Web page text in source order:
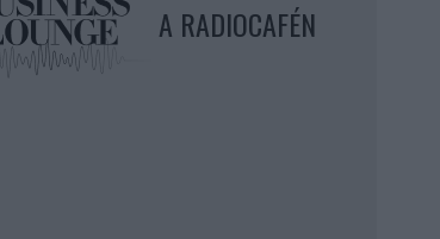
A RADIOCAFÉN